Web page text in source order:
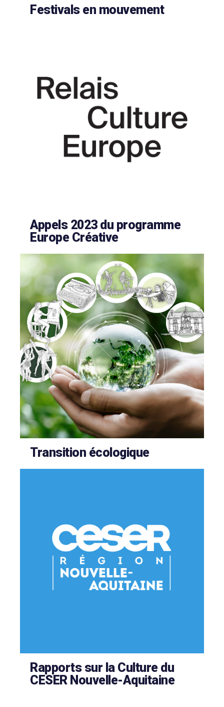
Festivals en mouvement
Appels 2023 du programme
Europe Créative
Transition écologique
Rapports sur la Culture du
CESER Nouvelle-Aquitaine